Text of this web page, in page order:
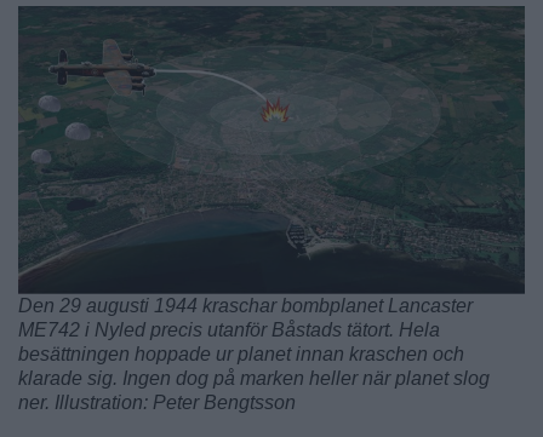
Den 29 augusti 1944 kraschar bombplanet Lancaster
ME742 i Nyled precis utanför Båstads tätort. Hela
besättningen hoppade ur planet innan kraschen och
klarade sig. Ingen dog på marken heller när planet slog
ner. Illustration: Peter Bengtsson